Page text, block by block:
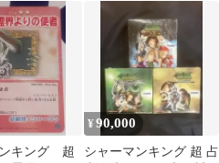
・リゼルグ
付き（破れあり）
キング 超
¥90,000
シャーマンキング 超 占